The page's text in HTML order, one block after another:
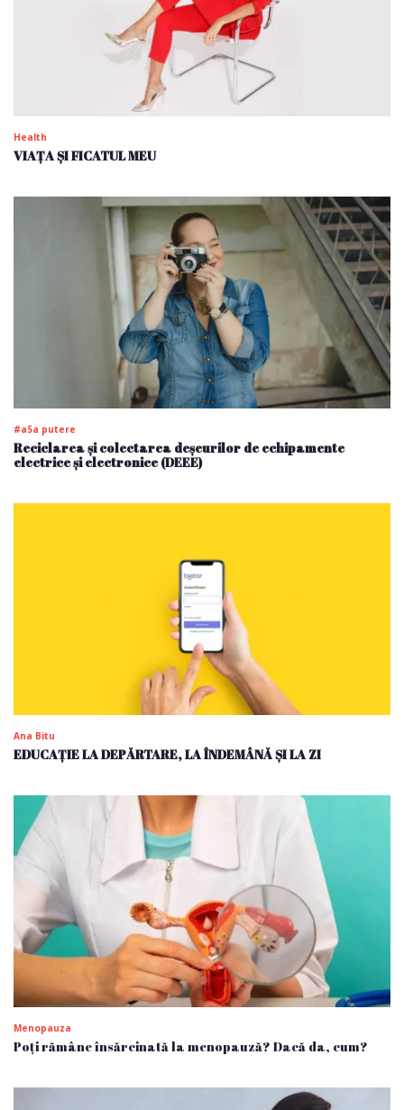
Health
VIAȚA ȘI FICATUL MEU
#a5a putere
Reciclarea și colectarea deșeurilor de echipamente
electrice și electronice (DEEE)
Ana Bitu
EDUCAȚIE LA DEPĂRTARE, LA ÎNDEMÂNĂ ȘI LA ZI
Menopauza
Poți rămâne însărcinată la menopauză? Dacă da, cum?